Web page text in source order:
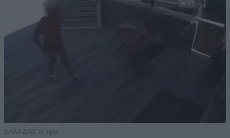
ΕΛΛΑΔΑ2 ω. πριν